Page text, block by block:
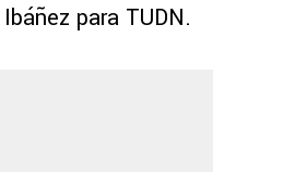
para TUDN.